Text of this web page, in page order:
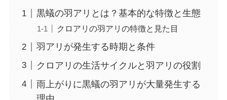
黒蟻の羽アリとは？基本的な特徴と生態
クロアリの羽アリの特徴と見た目
羽アリが発生する時期と条件
クロアリの生活サイクルと羽アリの役割
雨上がりに黒蟻の羽アリが大量発生する